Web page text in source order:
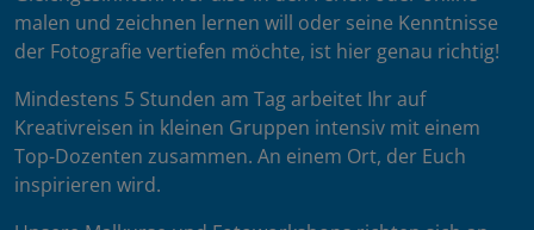
malen und zeichnen lernen will oder seine Kenntnisse
der Fotografie vertiefen möchte, ist hier genau richtig!
Mindestens 5 Stunden am Tag arbeitet Ihr auf
Kreativreisen in kleinen Gruppen intensiv mit einem
Top-Dozenten zusammen. An einem Ort, der Euch
inspirieren wird.